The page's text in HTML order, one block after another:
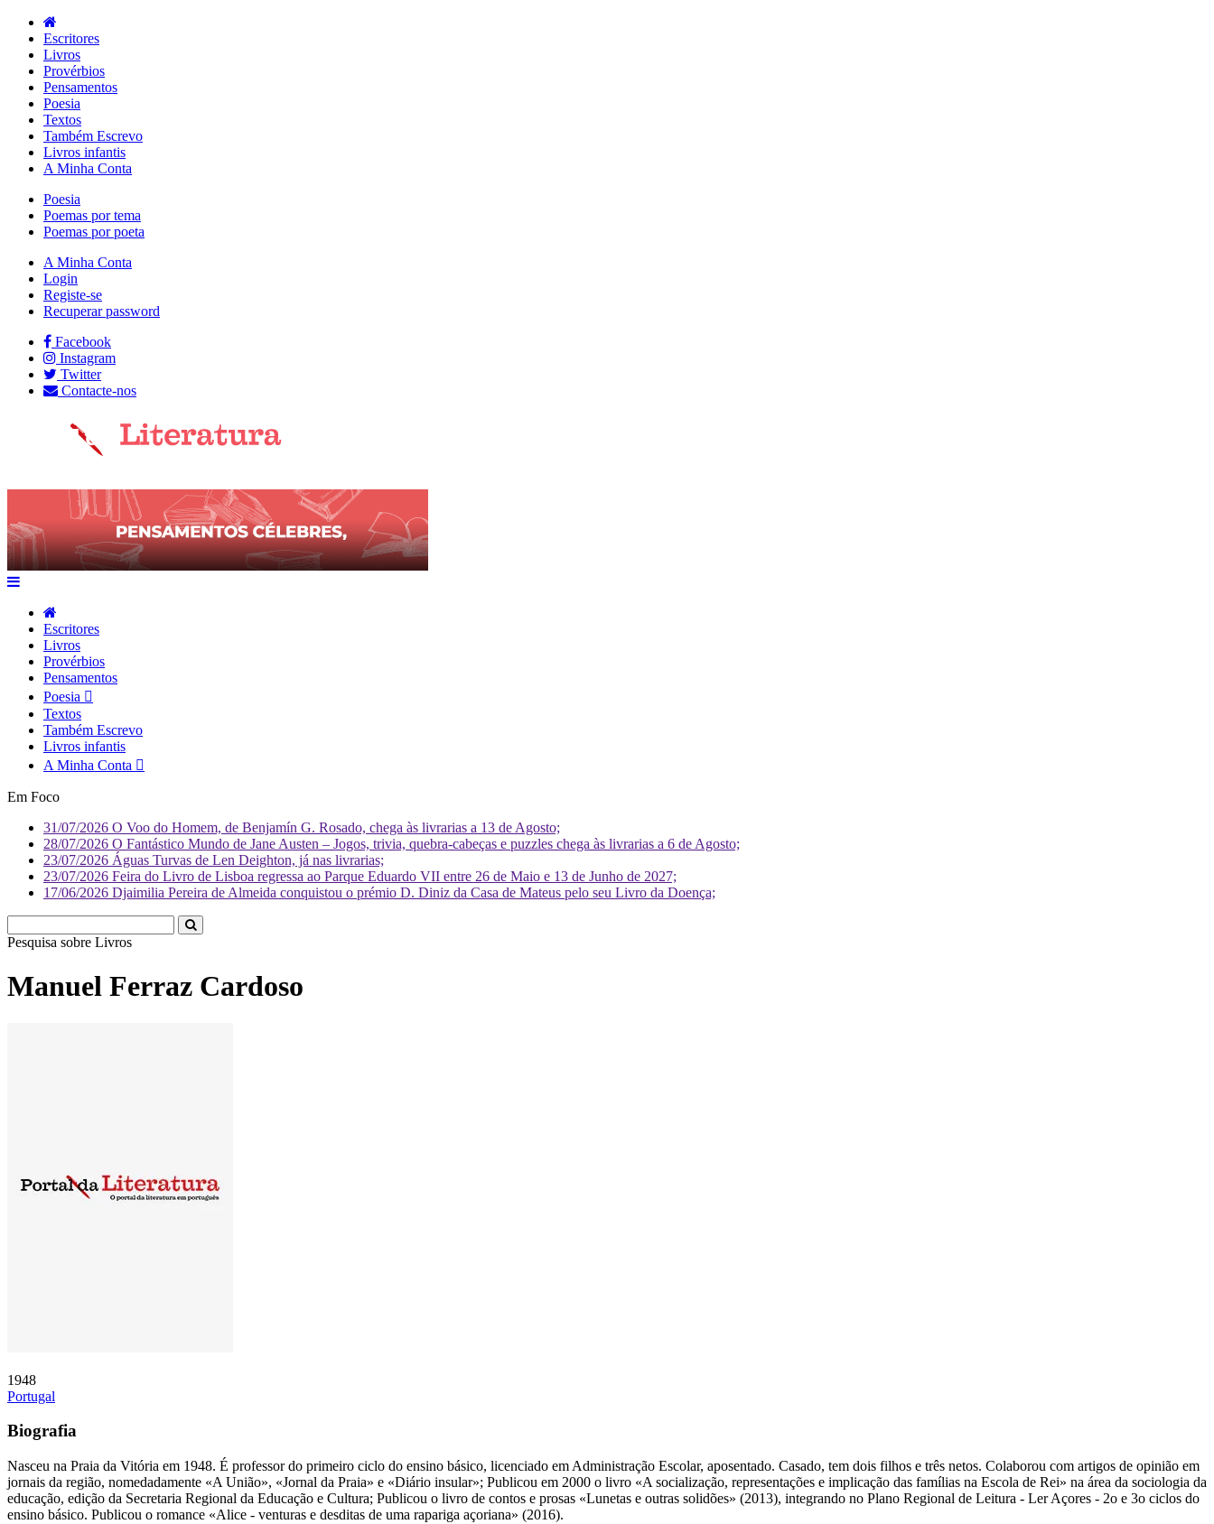
Escritores
Livros
Provérbios
Pensamentos
Poesia
Textos
Também Escrevo
Livros infantis
A Minha Conta
Poesia
Poemas por tema
Poemas por poeta
A Minha Conta
Login
Registe-se
Recuperar password
Facebook
Instagram
Twitter
Contacte-nos
Escritores
Livros
Provérbios
Pensamentos
Poesia
Textos
Também Escrevo
Livros infantis
A Minha Conta
Em Foco
31/07/2026 O Voo do Homem, de Benjamín G. Rosado, chega às livrarias a 13 de Agosto;
28/07/2026 O Fantástico Mundo de Jane Austen – Jogos, trivia, quebra-cabeças e puzzles chega às livrarias a 6 de Agosto;
23/07/2026 Águas Turvas de Len Deighton, já nas livrarias;
23/07/2026 Feira do Livro de Lisboa regressa ao Parque Eduardo VII entre 26 de Maio e 13 de Junho de 2027;
17/06/2026 Djaimilia Pereira de Almeida conquistou o prémio D. Diniz da Casa de Mateus pelo seu Livro da Doença;
Pesquisa sobre L
Manuel Ferraz Cardoso
1948
Portugal
Biografia
Nasceu na Praia da Vitória em 1948. É professor do primeiro ciclo do ensino básico, licenciado em Administração Escolar, aposentado. Casado, tem dois filhos e três netos. Colaborou com artigos de opinião em
jornais da região, nomedadamente «A União», «Jornal da Praia» e «Diário insular»; Publicou em 2000 o livro «A socialização, representações e implicação das famílias na Escola de Rei» na área da sociologia da
educação, edição da Secretaria Regional da Educação e Cultura; Publicou o livro de contos e prosas «Lunetas e outras solidões» (2013), integrando no Plano Regional de Leitura - Ler Açores - 2o e 3o ciclos do
ensino básico. Publicou o romance «Alice - venturas e desditas de uma rapariga açoriana» (2016).